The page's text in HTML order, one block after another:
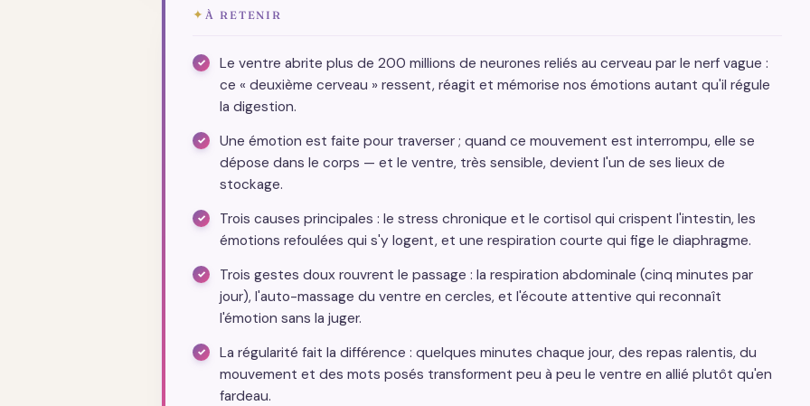
✦ À RETENIR
Le ventre abrite plus de 200 millions de neurones reliés au cerveau par le nerf vague :
ce « deuxième cerveau » ressent, réagit et mémorise nos émotions autant qu'il régule
la digestion.
Une émotion est faite pour traverser ; quand ce mouvement est interrompu, elle se
dépose dans le corps — et le ventre, très sensible, devient l'un de ses lieux de
stockage.
Trois causes principales : le stress chronique et le cortisol qui crispent l'intestin, les
émotions refoulées qui s'y logent, et une respiration courte qui fige le diaphragme.
Trois gestes doux rouvrent le passage : la respiration abdominale (cinq minutes par
jour), l'auto-massage du ventre en cercles, et l'écoute attentive qui reconnaît
l'émotion sans la juger.
La régularité fait la différence : quelques minutes chaque jour, des repas ralentis, du
mouvement et des mots posés transforment peu à peu le ventre en allié plutôt qu'en
fardeau.